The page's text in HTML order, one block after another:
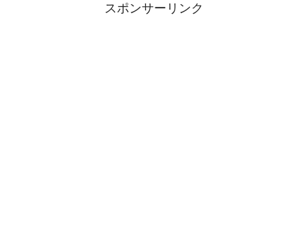
スポンサーリンク